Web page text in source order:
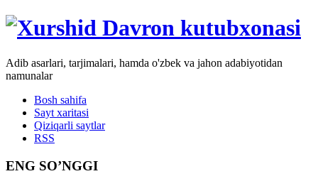
Adib asarlari, tarjimalari, hamda o'zbek va jahon adabiyotidan
namunalar
Bosh sahifa
Sayt xaritasi
Qiziqarli saytlar
RSS
ENG SO’NGGI